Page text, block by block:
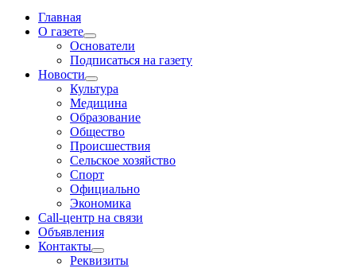
Главная
О газете
Основатели
Подписаться на газету
Новости
Культура
Медицина
Образование
Общество
Происшествия
Сельское хозяйство
Спорт
Официально
Экономика
Call-центр на связи
Объявления
Контакты
Реквизиты